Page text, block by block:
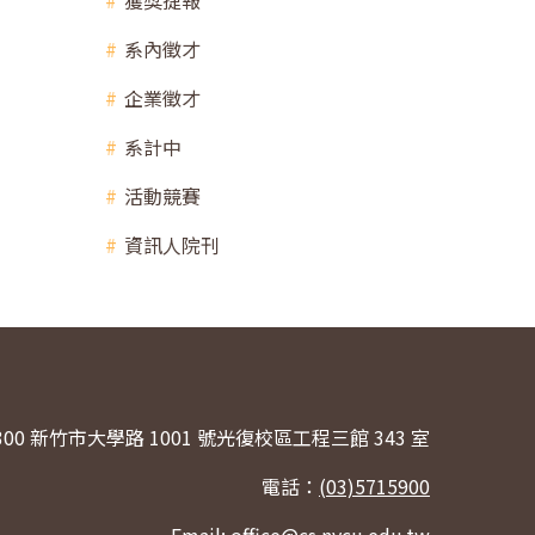
系內徵才
企業徵才
系計中
活動競賽
資訊人院刊
新竹市大學路 1001 號光復校區工程三館 343 室
電話： (03)5715900